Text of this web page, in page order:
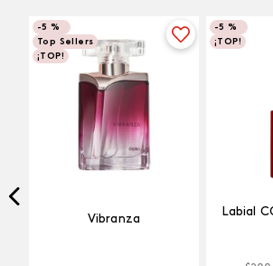
-5 %
Top Sellers
¡TOP!
Vibranza
-5 %
¡TOP!
Labial